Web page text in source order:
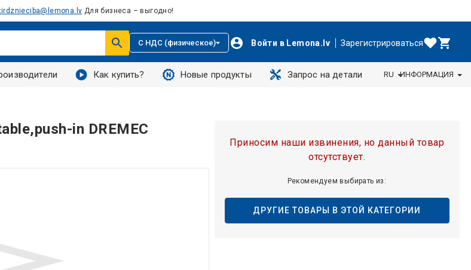
Для бизнеса – выгодно!
С НДС (физическое) Войти в Lemona.lv Зарегистрироваться
Как купить? Новые продукты Запрос на детали RU ИНФОРМАЦИЯ
in DREMEC
Приносим наши извинения, но данный товар
отсутствует.
Рекомендуем выбирать из:
ДРУГИЕ ТОВАРЫ В ЭТОЙ КАТЕГОРИИ